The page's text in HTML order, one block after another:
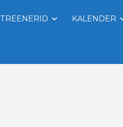
TREENERID KALENDER